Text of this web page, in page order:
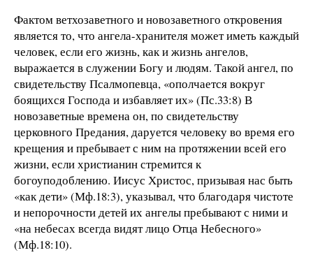
Фактом ветхозаветного и новозаветного откровения
является то, что ангела-хранителя может иметь каждый
человек, если его жизнь, как и жизнь ангелов,
выражается в служении Богу и людям. Такой ангел, по
свидетельству Псалмопевца, «ополчается вокруг
боящихся Господа и избавляет их» (Пс.33:8) В
новозаветные времена он, по свидетельству
церковного Предания, даруется человеку во время его
крещения и пребывает с ним на протяжении всей его
жизни, если христианин стремится к
богоуподоблению. Иисус Христос, призывая нас быть
«как дети» (Мф.18:3), указывал, что благодаря чистоте
и непорочности детей их ангелы пребывают с ними и
«на небесах всегда видят лицо Отца Небесного»
(Мф.18:10).